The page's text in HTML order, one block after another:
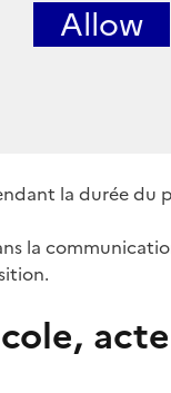
Allow
la durée du
la